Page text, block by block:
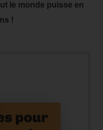
le monde puisse en
!